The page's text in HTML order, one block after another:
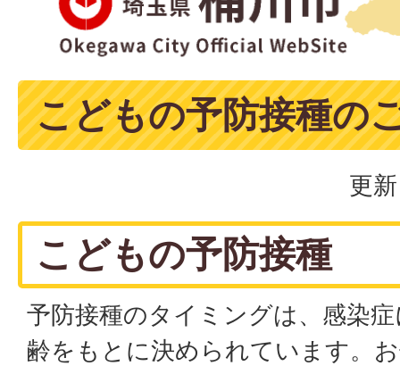
こどもの予防接種の
更
こどもの予防接種
予防接種のタイミングは、感染
齢をもとに決められています。